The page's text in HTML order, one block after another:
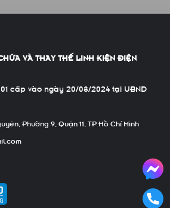
VÀ THAY THẾ LINH KIỆN ĐIỆN
cấp vào ngày 20/08/2024 tại UBND
Phường 9, Quận 11, TP Hồ Chí Minh